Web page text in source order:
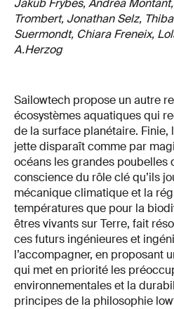
Trombert, Jonathan Selz,
Suermondt, Chiara Freneix,
A.Herzog
Sailowtech propose un autre
écosystèmes aquatiques qui
de la surface planétaire. Finie,
jette disparaît comme par
océans les grandes poubelles
conscience du rôle clé qu’ils
mécanique climatique et la
températures que pour la
êtres vivants sur Terre, fait
ces futurs ingénieures et
l’accompagner, en proposant
qui met en priorité les
environnementales et la
principes de la philosophie